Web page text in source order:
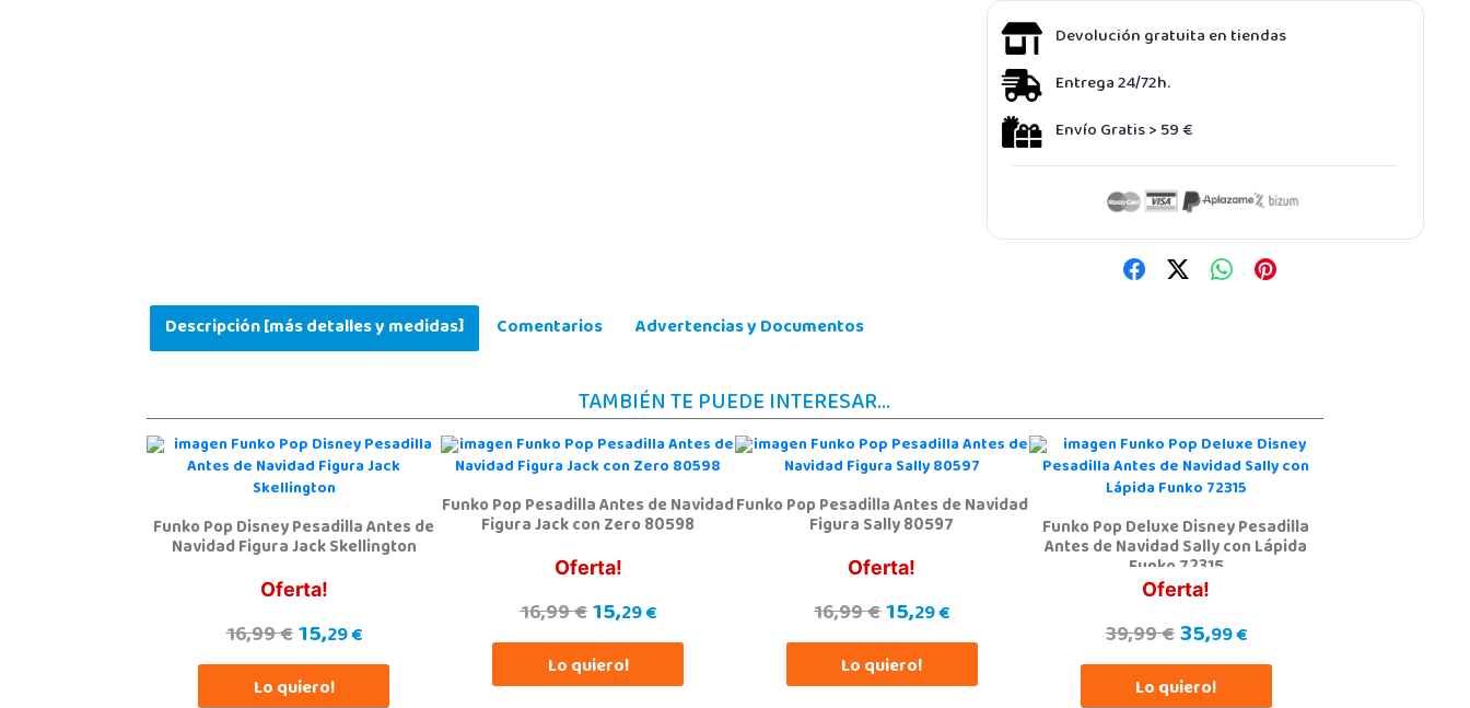
Devolución gratuita en tiendas
Entrega 24/72h.
Envío Gratis > 59 €
Descripción [más detalles y medidas] Comentarios Advertencias y Documentos
TAMBIÉN TE PUEDE INTERESAR...
Funko Pop Disney Pesadilla Antes de
Navidad Figura Jack Skellington
Oferta!
16,99 €15,29 €
Lo quiero!
Funko Pop Pesadilla Antes de Navidad
Figura Jack con Zero 80598
Oferta!
16,99 €15,29 €
Lo quiero!
Funko Pop Pesadilla Antes de Navidad
Figura Sally 80597
Oferta!
16,99 €15,29 €
Lo quiero!
Funko Pop Deluxe Disney Pesadilla
Antes de Navidad Sally con Lápida
Funko 72315
Oferta!
39,99 €35,99 €
Lo quiero!